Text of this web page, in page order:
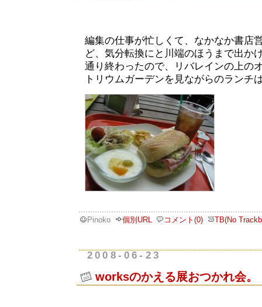
編集の仕事が忙しくて、なかなか書店
ど、気分転換にと川端のほうまで出か
通り終わったので、リバレインの上の
トリウムガーデンを見ながらのランチ
Pinoko 個別URL コメント(0) TB(No
2008-06-23
worksのかえる展おつかれ会。